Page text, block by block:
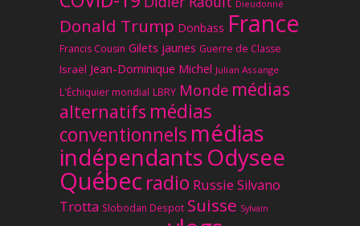
Dieudonné
Donald Trump Donbass France
Francis Cousin Gilets jaunes Guerre de Classe
Israël Jean-Dominique Michel Julian Assange
L'Échiquier mondial LBRY Monde médias
alternatifs médias
conventionnels médias
indépendantsOdysee
Québec radio Russie Silvano
Trotta Slobodan Despot Suisse Sylvain